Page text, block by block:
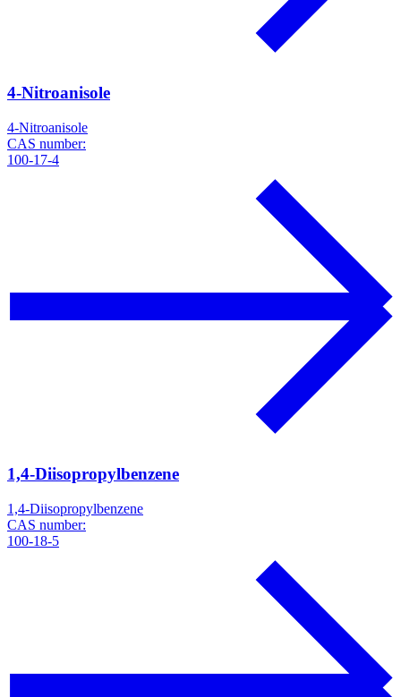
4-Nitroanisole
4-Nitroanisole
CAS number:
100-17-4
1,4-Diisopropylbenzene
1,4-Diisopropylbenzene
CAS number:
100-18-5